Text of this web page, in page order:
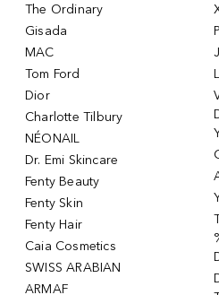
The Ordinary
Gisada
MAC
Tom Ford
Dior
Charlotte Tilbury
NÉONAIL
Dr. Emi Skincare
Fenty Beauty
Fenty Skin
Fenty Hair
Caia Cosmetics
SWISS ARABIAN
ARMAF